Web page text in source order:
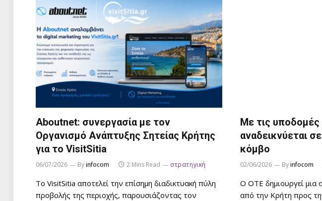
Aboutnet: συνεργασία με τον
Οργανισμό Ανάπτυξης Σητείας Κρήτης
για το VisitSitia
06/07/2026 Byinfocom 2 Mins Read στρατηγική
Το VisitSitia αποτελεί την επίσημη διαδικτυακή πύλη
προβολής της περιοχής, παρουσιάζοντας τον
Με τις
αναδεικνύεται
κόμβο
02/06/2026 Byinfocom
Ο ΟΤΕ δημιουργεί μια
από την Κρήτη προς